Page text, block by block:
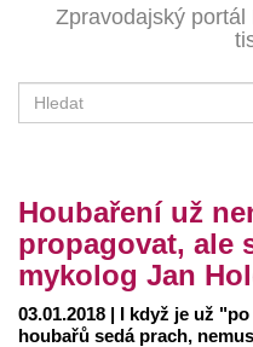
Zpravodajský
Houbaření už
propagovat, ale
mykolog Jan
03.01.2018 | I když je už
houbařů sedá prach,